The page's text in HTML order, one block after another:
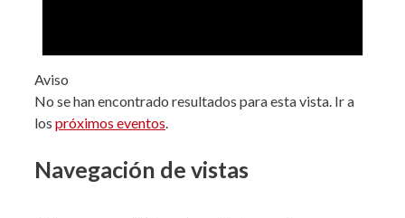
Aviso
No se han encontrado resultados para esta vista. Ir a
los próximos eventos.
Navegación de vistas